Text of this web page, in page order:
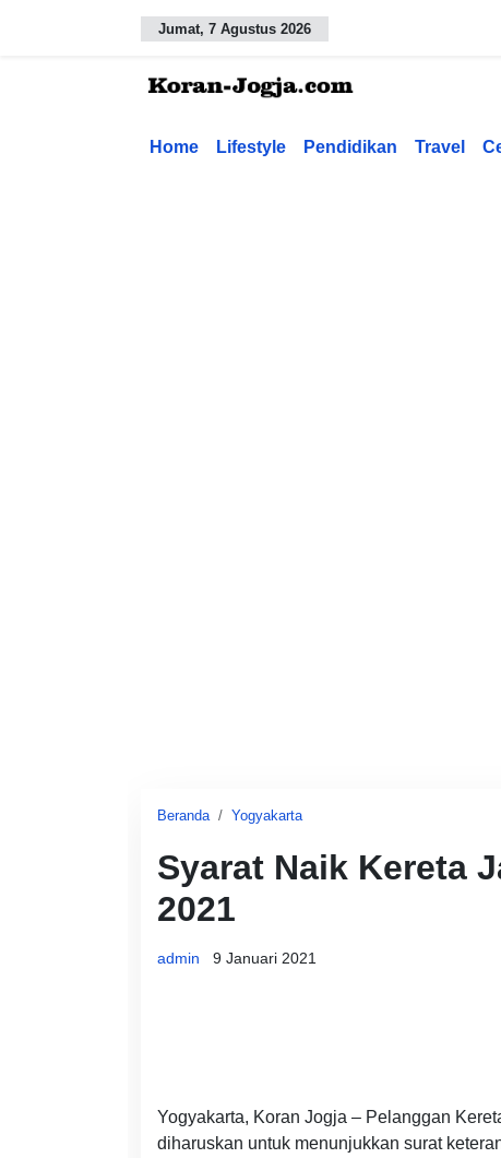
Jumat, 7 Agustus 2026
Home Lifestyle Pendidikan Travel
Beranda Yogyakarta
Syarat Naik Kereta
2021
admin 9 Januari 2021
Yogyakarta, Koran Jogja – Pelanggan
diharuskan untuk menunjukkan surat